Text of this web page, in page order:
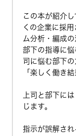
この本が紹介
くの企業に採
ム分析・編成
部下の指導に
司に悩む部下
「楽しく働き
上司と部下に
じます。
指示が誤解さ